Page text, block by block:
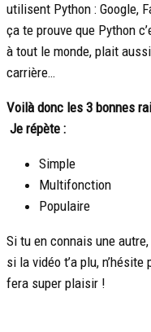
utilisent Python : Google,
ça te prouve que Python
à tout le monde, plait
carrière…
Voilà donc les 3 bonnes
Je répète :
Simple
Multifonction
Populaire
Si tu en connais une
si la vidéo t’a plu,
fera super plaisir !